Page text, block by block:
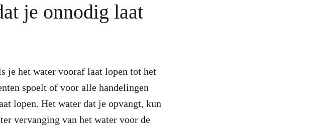
je onnodig laat
je het water vooraf laat lopen tot het
spoelt of voor alle handelingen
lopen. Het water dat je opvangt, kun
vervanging van het water voor de